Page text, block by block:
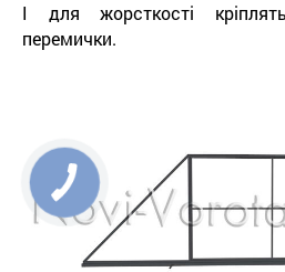
І для жорсткості
перемички.